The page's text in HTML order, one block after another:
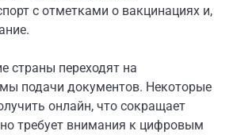
с отметками о вакцинациях и,
страны переходят на
подачи документов. Некоторые
онлайн, что сокращает
требует внимания к цифровым